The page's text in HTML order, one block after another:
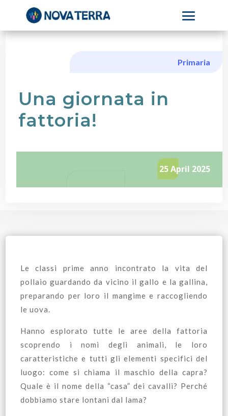
Primaria
Una giornata in
fattoria!
25 April 2025
Le classi prime anno incontrato la vita del
pollaio guardando da vicino il gallo e la gallina,
preparando per loro il mangime e raccogliendo
le uova.
Hanno esplorato tutte le aree della fattoria
scoprendo i nomi degli animali, le loro
caratteristiche e tutti gli elementi specifici del
luogo: come si chiama il maschio della capra?
Quale è il nome della “casa” dei cavalli? Perché
dobbiamo stare lontani dal lama?